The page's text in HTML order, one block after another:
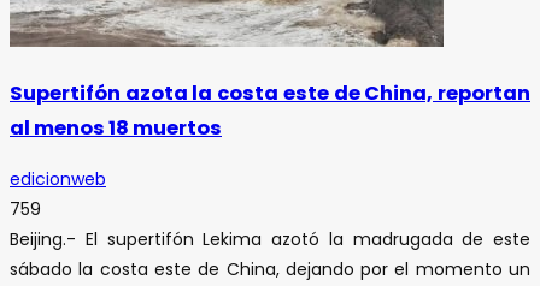
Supertifón azota la costa este de China, reportan
al menos 18 muertos
edicionweb
759
Beijing.- El supertifón Lekima azotó la madrugada de este
sábado la costa este de China, dejando por el momento un